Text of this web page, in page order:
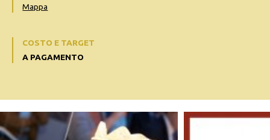
Mappa
COSTO E TARGET
A PAGAMENTO